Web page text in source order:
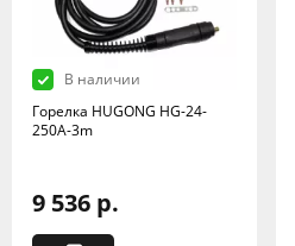
В наличии
Горелка HUGONG HG-24-
250A-3m
9 536 р.